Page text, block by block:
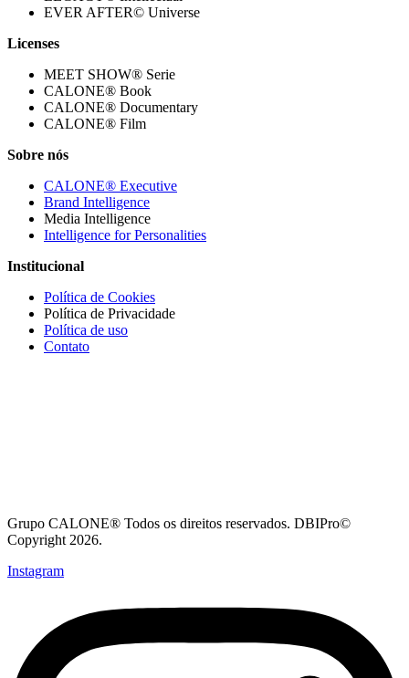
EVER AFTER© Universe
Licenses
MEET SHOW® Serie
CALONE® Book
CALONE® Documentary
CALONE® Film
Sobre nós
CALONE® Executive
Brand Intelligence
Media Intelligence
Intelligence for Personalities
Institucional
Política de Cookies
Política de Privacidade
Política de uso
Contato
Grupo CALONE® Todos os direitos reservados. DBIPro©
Copyright 2026.
Instagram